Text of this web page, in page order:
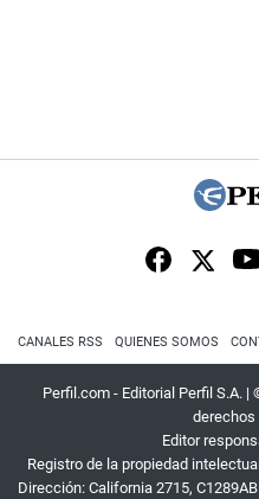
CANALES RSS QUIENES SOMOS
Perfil.com - Editorial Perfil S.A. |
derechos
Editor
Registro de la propiedad
Dirección: California 2715,